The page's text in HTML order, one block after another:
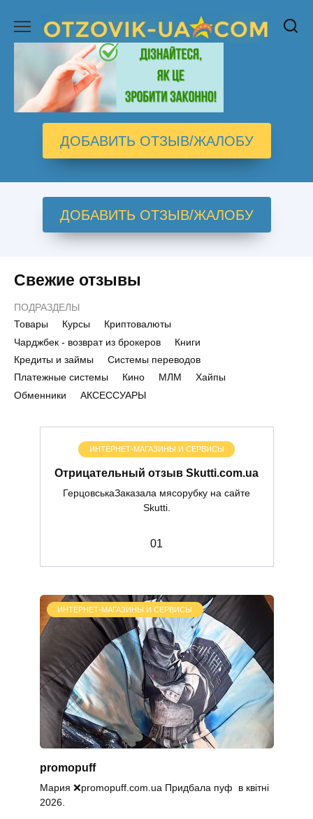
содержанию
ДОБАВИТЬ ОТЗЫВ/ЖАЛОБУ
ДОБАВИТЬ ОТЗЫВ/ЖАЛОБУ
Свежие отзывы
ПОДРАЗДЕЛЫ
Товары
Курсы
Криптовалюты
Чарджбек - возврат из брокеров
Книги
Кредиты и займы
Системы переводов
Платежные системы
Кино МЛМ
Хайпы
Обменники
АКСЕССУАРЫ
ИНТЕРНЕТ-МАГАЗИНЫ И СЕРВИСЫ
Отрицательный отзыв Skutti.com.ua
ГерцовськаЗаказала мясорубку на сайте
Skutti.
01
ИНТЕРНЕТ-МАГАЗИНЫ И СЕРВИСЫ
promopuff
Мария ❌promopuff.com.uа Придбала пуф в квітні
2026.